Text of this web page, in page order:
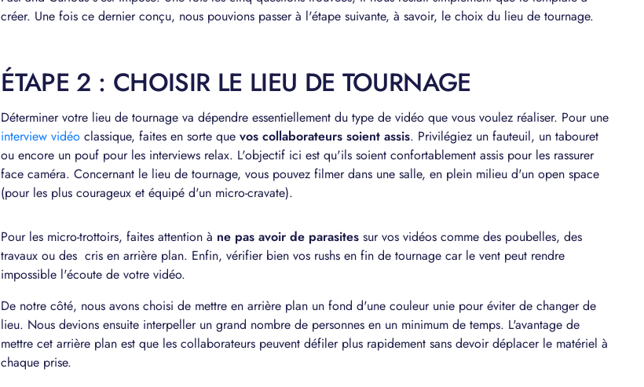
créer. Une fois ce dernier conçu, nous pouvions passer à l'étape suivante, à savoir, le choix du lieu de tournage.
ÉTAPE 2 : CHOISIR LE LIEU DE TOURNAGE
Déterminer votre lieu de tournage va dépendre essentiellement du type de vidéo que vous voulez réaliser. Pour une
interview vidéo classique, faites en sorte quevos collaborateurs soient assis. Privilégiez un fauteuil, un tabouret
ou encore un pouf pour les interviews relax. L'objectif ici est qu'ils soient confortablement assis pour les rassurer
face caméra. Concernant le lieu de tournage, vous pouvez filmer dans une salle, en plein milieu d'un open space
(pour les plus courageux et équipé d'un micro-cravate).
Pour les micro-trottoirs, faites attention à ne pas avoir de parasites sur vos vidéos comme des poubelles, des
travaux ou des cris en arrière plan. Enfin, vérifier bien vos rushs en fin de tournage car le vent peut rendre
impossible l'écoute de votre vidéo.
De notre côté, nous avons choisi de mettre en arrière plan un fond d'une couleur unie pour éviter de changer de
lieu. Nous devions ensuite interpeller un grand nombre de personnes en un minimum de temps. L'avantage de
mettre cet arrière plan est que les collaborateurs peuvent défiler plus rapidement sans devoir déplacer le matériel à
chaque prise.